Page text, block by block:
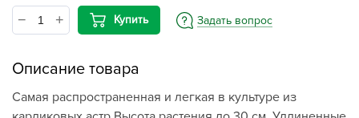
Купить Задать вопрос
Описание товара
Самая распространенная и легкая в культуре из